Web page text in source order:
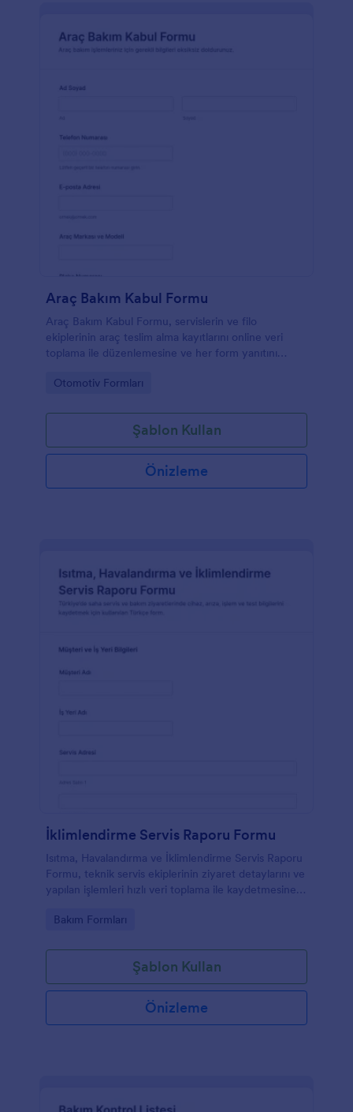
Araç Bakım Kabul Formu
Araç Bakım Kabul Formu, servislerin ve filo
ekiplerinin araç teslim alma kayıtlarını online veri
toplama ile düzenlemesine ve her form yanıtını
Go to Category:
Otomotiv Formları
Şablon Kullan
Önizleme
İklimlendirme Servis Raporu Formu
Isıtma, Havalandırma ve İklimlendirme Servis Raporu
Formu, teknik servis ekiplerinin ziyaret detaylarını ve
yapılan işlemleri hızlı veri toplama ile kaydetmesine
Go to Category:
Bakım Formları
Şablon Kullan
Önizleme